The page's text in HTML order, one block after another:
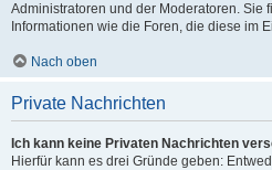
Administratoren und der Moderatoren. Sie
Informationen wie die Foren, die diese im
Nach oben
Private Nachrichten
Ich kann keine Privaten Nachrichten
Hierfür kann es drei Gründe geben: